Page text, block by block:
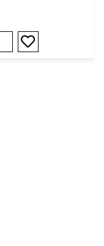
Добави